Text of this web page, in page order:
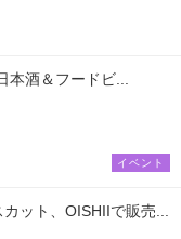
本酒＆フードビ...
イベント
ット、OISHIIで販売...